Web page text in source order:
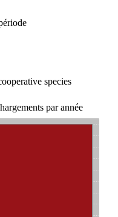
species
par année